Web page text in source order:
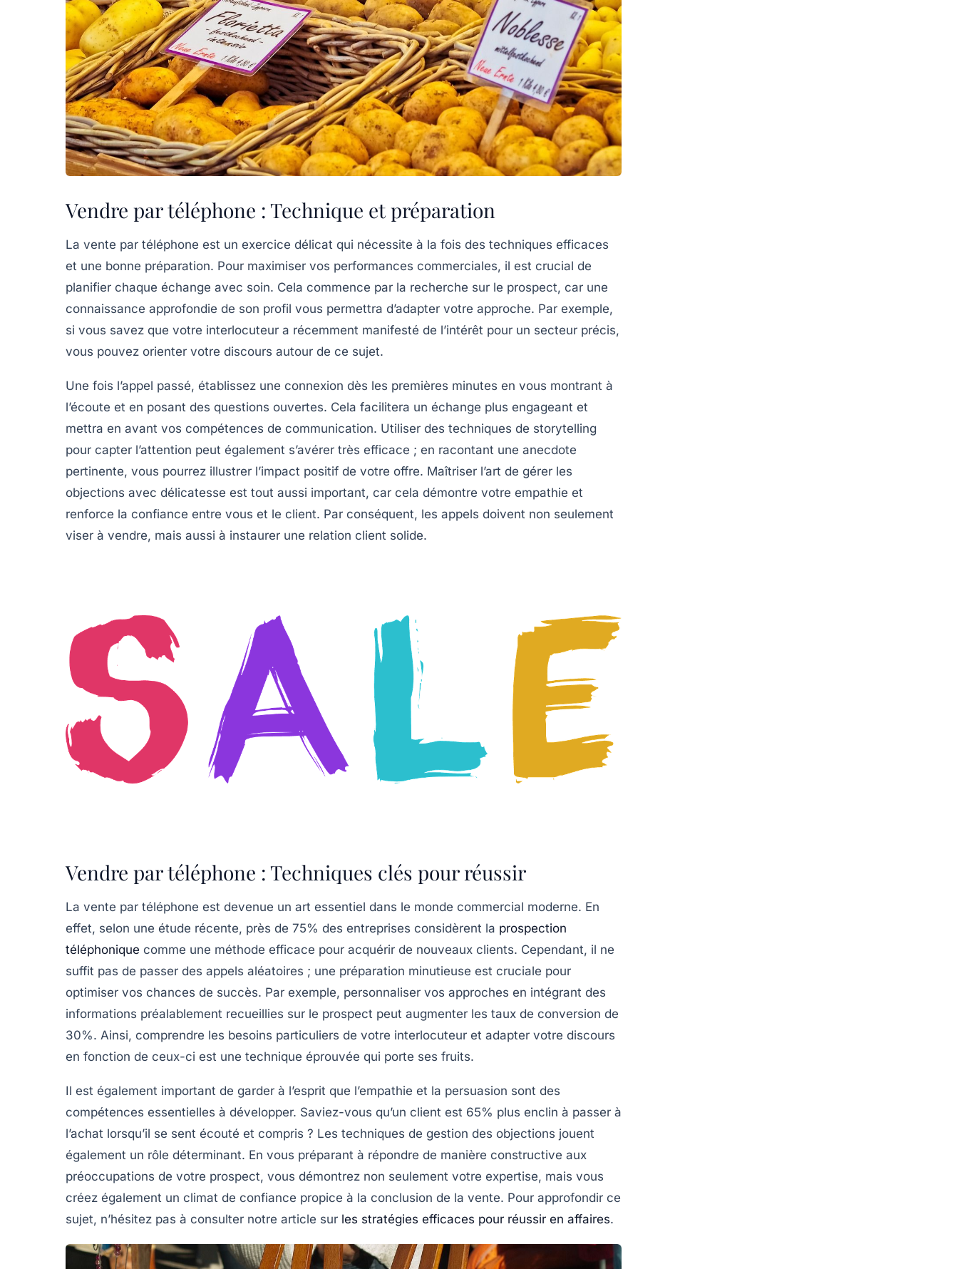
Vendre par téléphone : Technique et préparation
La vente par téléphone est un exercice délicat qui nécessite à la fois des techniques efficaces
et une bonne préparation. Pour maximiser vos performances commerciales, il est crucial de
planifier chaque échange avec soin. Cela commence par la recherche sur le prospect, car une
connaissance approfondie de son profil vous permettra d’adapter votre approche. Par exemple,
si vous savez que votre interlocuteur a récemment manifesté de l’intérêt pour un secteur précis,
vous pouvez orienter votre discours autour de ce sujet.
Une fois l’appel passé, établissez une connexion dès les premières minutes en vous montrant à
l’écoute et en posant des questions ouvertes. Cela facilitera un échange plus engageant et
mettra en avant vos compétences de communication. Utiliser des techniques de storytelling
pour capter l’attention peut également s’avérer très efficace ; en racontant une anecdote
pertinente, vous pourrez illustrer l’impact positif de votre offre. Maîtriser l’art de gérer les
objections avec délicatesse est tout aussi important, car cela démontre votre empathie et
renforce la confiance entre vous et le client. Par conséquent, les appels doivent non seulement
viser à vendre, mais aussi à instaurer une relation client solide.
Vendre par téléphone : Techniques clés pour réussir
La vente par téléphone est devenue un art essentiel dans le monde commercial moderne. En
effet, selon une étude récente, près de 75% des entreprises considèrent la prospection
téléphonique comme une méthode efficace pour acquérir de nouveaux clients. Cependant, il ne
suffit pas de passer des appels aléatoires ; une préparation minutieuse est cruciale pour
optimiser vos chances de succès. Par exemple, personnaliser vos approches en intégrant des
informations préalablement recueillies sur le prospect peut augmenter les taux de conversion de
30%. Ainsi, comprendre les besoins particuliers de votre interlocuteur et adapter votre discours
en fonction de ceux-ci est une technique éprouvée qui porte ses fruits.
Il est également important de garder à l’esprit que l’empathie et la persuasion sont des
compétences essentielles à développer. Saviez-vous qu’un client est 65% plus enclin à passer à
l’achat lorsqu’il se sent écouté et compris ? Les techniques de gestion des objections jouent
également un rôle déterminant. En vous préparant à répondre de manière constructive aux
préoccupations de votre prospect, vous démontrez non seulement votre expertise, mais vous
créez également un climat de confiance propice à la conclusion de la vente. Pour approfondir ce
sujet, n’hésitez pas à consulter notre article sur les stratégies efficaces pour réussir en affaires.